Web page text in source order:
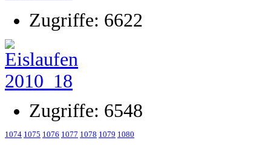
Zugriffe: 6622
Zugriffe: 6548
1074 1075 1076 1077 1078 1079 1080